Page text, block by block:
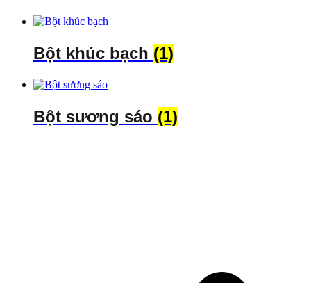
Bột khúc bạch (1)
Bột sương sáo (1)